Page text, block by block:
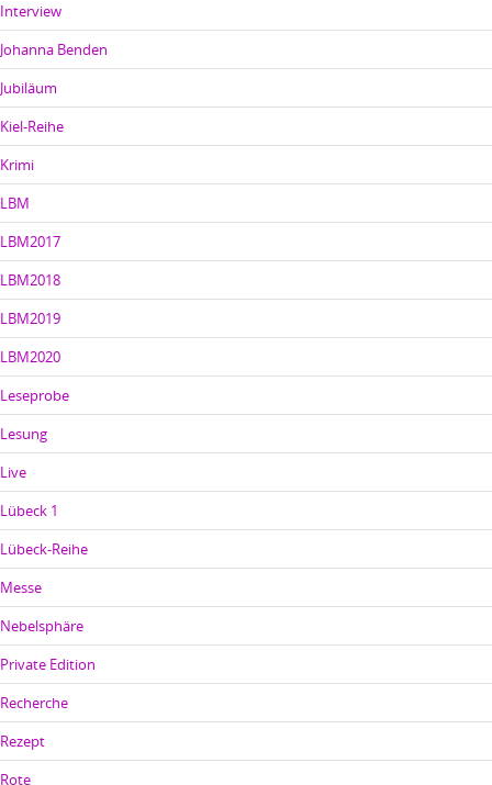
Interview
Johanna Benden
Jubiläum
Kiel-Reihe
Krimi
LBM
LBM2017
LBM2018
LBM2019
LBM2020
Leseprobe
Lesung
Live
Lübeck 1
Lübeck-Reihe
Messe
Nebelsphäre
Private Edition
Recherche
Rezept
Rote